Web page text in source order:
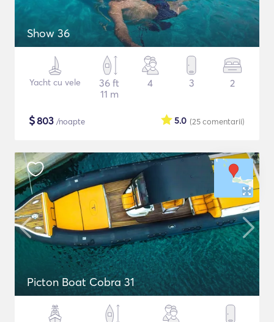
Show 36
Yacht cu vele
36 ft
11 m
4 3 2
$803 /noapte (25comentarii)
5.0
Picton Boat Cobra 31